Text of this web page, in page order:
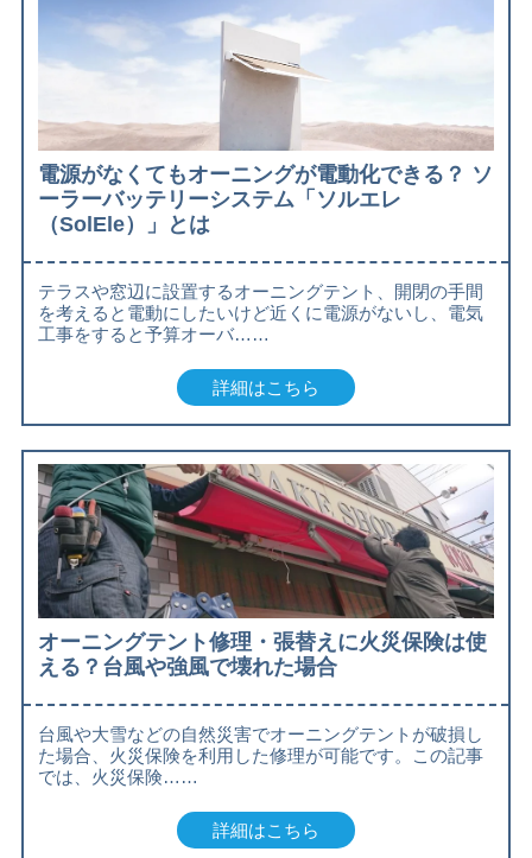
電源がなくてもオーニングが電動化できる？ ソ
ーラーバッテリーシステム「ソルエレ
（SolEle）」とは
テラスや窓辺に設置するオーニングテント、開閉の手間
を考えると電動にしたいけど近くに電源がないし、電気
工事をすると予算オーバ……
詳細はこちら
オーニングテント修理・張替えに火災保険は使
える？台風や強風で壊れた場合
台風や大雪などの自然災害でオーニングテントが破損し
た場合、火災保険を利用した修理が可能です。この記事
では、火災保険……
詳細はこちら